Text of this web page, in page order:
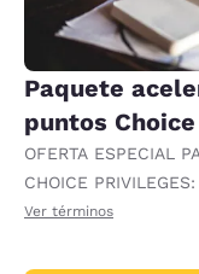
Paquete
puntos
OFERTA ESPECIAL
CHOICE
recompensas al
Ver términos